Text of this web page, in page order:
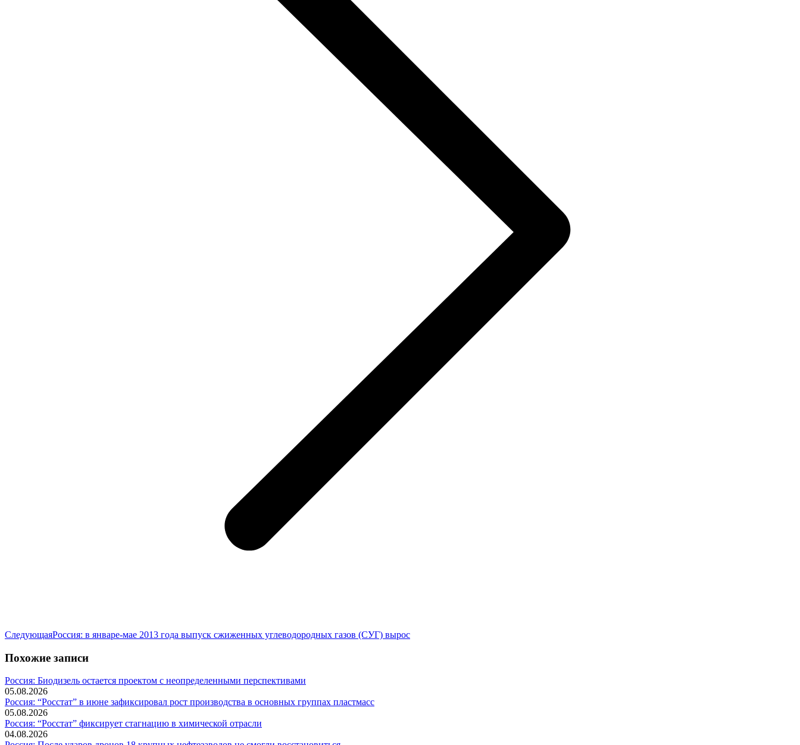
СледующаяСледующая
Россия: в январе-мае 2013 года выпуск сжиженных углеводородных газов (СУГ) вырос
Похожие записи
Россия: Биодизель остается проектом с неопределенными перспективами
05.08.2026
Россия: “Росстат” в июне зафиксировал рост производства в основных группах пластмасс
05.08.2026
Россия: “Росстат” фиксирует стагнацию в химической отрасли
04.08.2026